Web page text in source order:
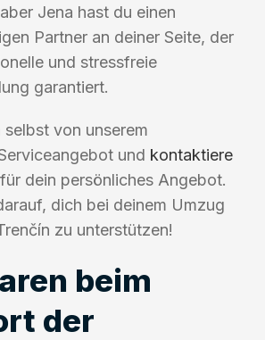
Jena hast du einen
Partner an deiner Seite, der
und stressfreie
garantiert.
von unserem
und kontaktiere
dein persönliches Angebot.
dich bei deinem Umzug
zu unterstützen!
beim
der